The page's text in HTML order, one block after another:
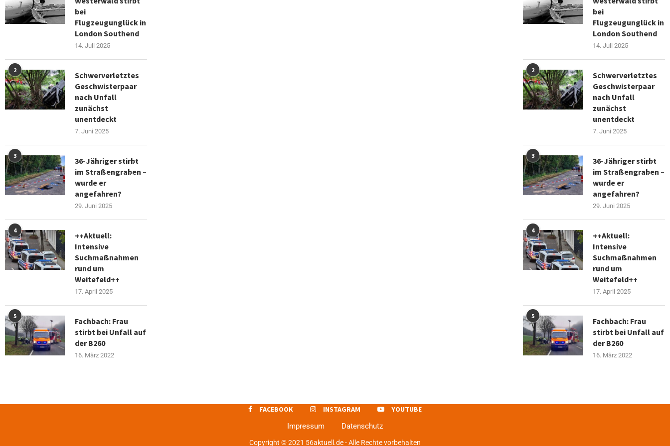
bei
Flugzeugunglück in
London Southend
14. Juli 2025
2
Schwerverletztes
Geschwisterpaar
nach Unfall
zunächst
unentdeckt
7. Juni 2025
3
36-Jähriger stirbt
im Straßengraben –
wurde er
angefahren?
29. Juni 2025
4
++Aktuell:
Intensive
Suchmaßnahmen
rund um
Weitefeld++
17. April 2025
5
Fachbach: Frau
stirbt bei Unfall auf
der B260
16. März 2022
bei
Flugzeugunglück in
London Southend
14. Juli 2025
2
Schwerverletztes
Geschwisterpaar
nach Unfall
zunächst
unentdeckt
7. Juni 2025
3
36-Jähriger stirbt
im Straßengraben –
wurde er
angefahren?
29. Juni 2025
4
++Aktuell:
Intensive
Suchmaßnahmen
rund um
Weitefeld++
17. April 2025
5
Fachbach: Frau
stirbt bei Unfall auf
der B260
16. März 2022
FACEBOOK INSTAGRAM
YOUTUBE
Impressum
Datenschutz
Copyright © 2021 56aktuell.de - Alle Rechte vorbehalten